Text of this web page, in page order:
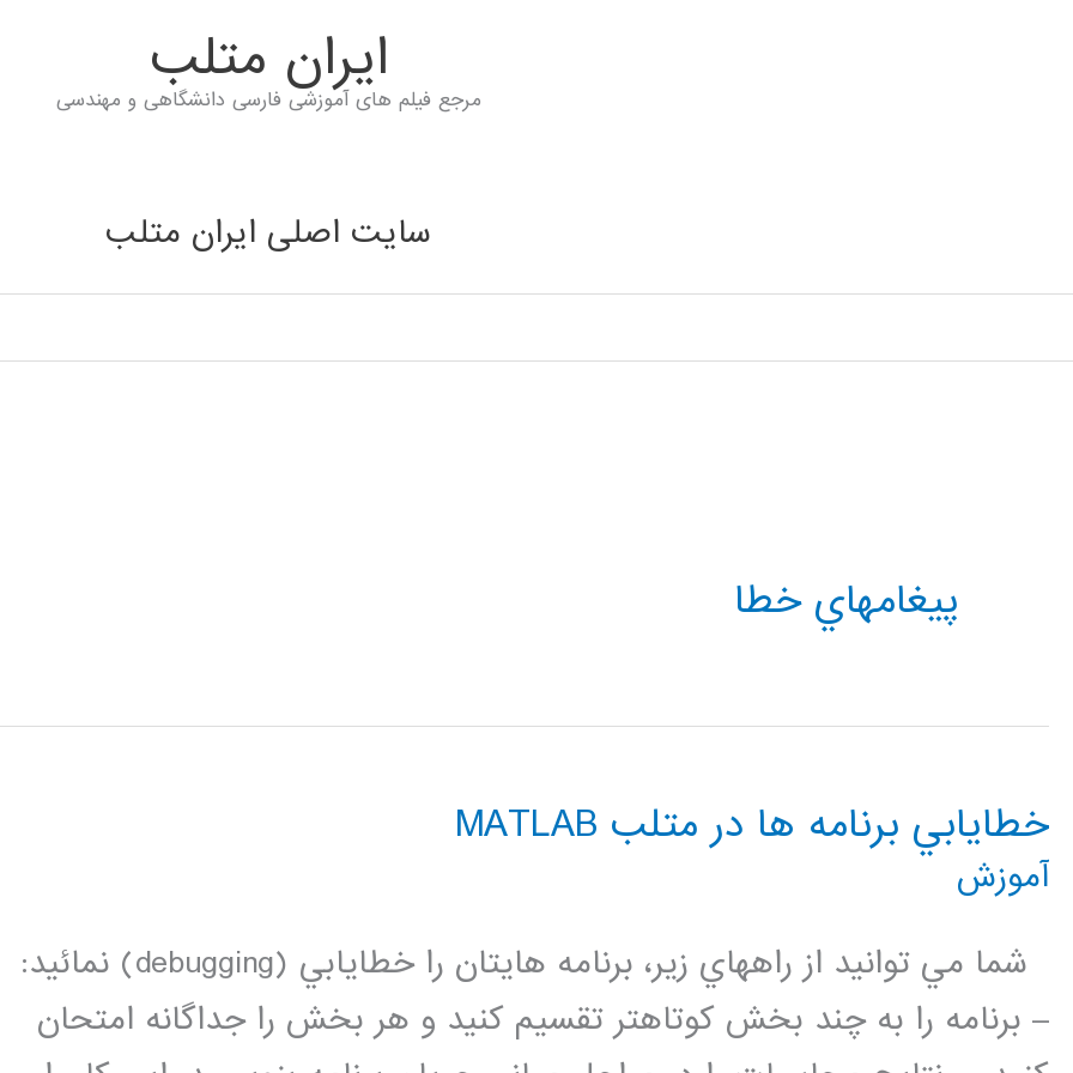
ايران متلب
مرجع فیلم های آموزشی فارسی دانشگاهی و مهندسی
سایت اصلی ایران متلب
پيغامهاي خطا
خطايابي برنامه ها در متلب MATLAB
آموزش
شما مي توانيد از راههاي زير، برنامه هايتان را خطايابي (debugging) نمائيد:
– برنامه را به چند بخش كوتاهتر تقسيم كنيد و هر بخش را جداگانه امتحان